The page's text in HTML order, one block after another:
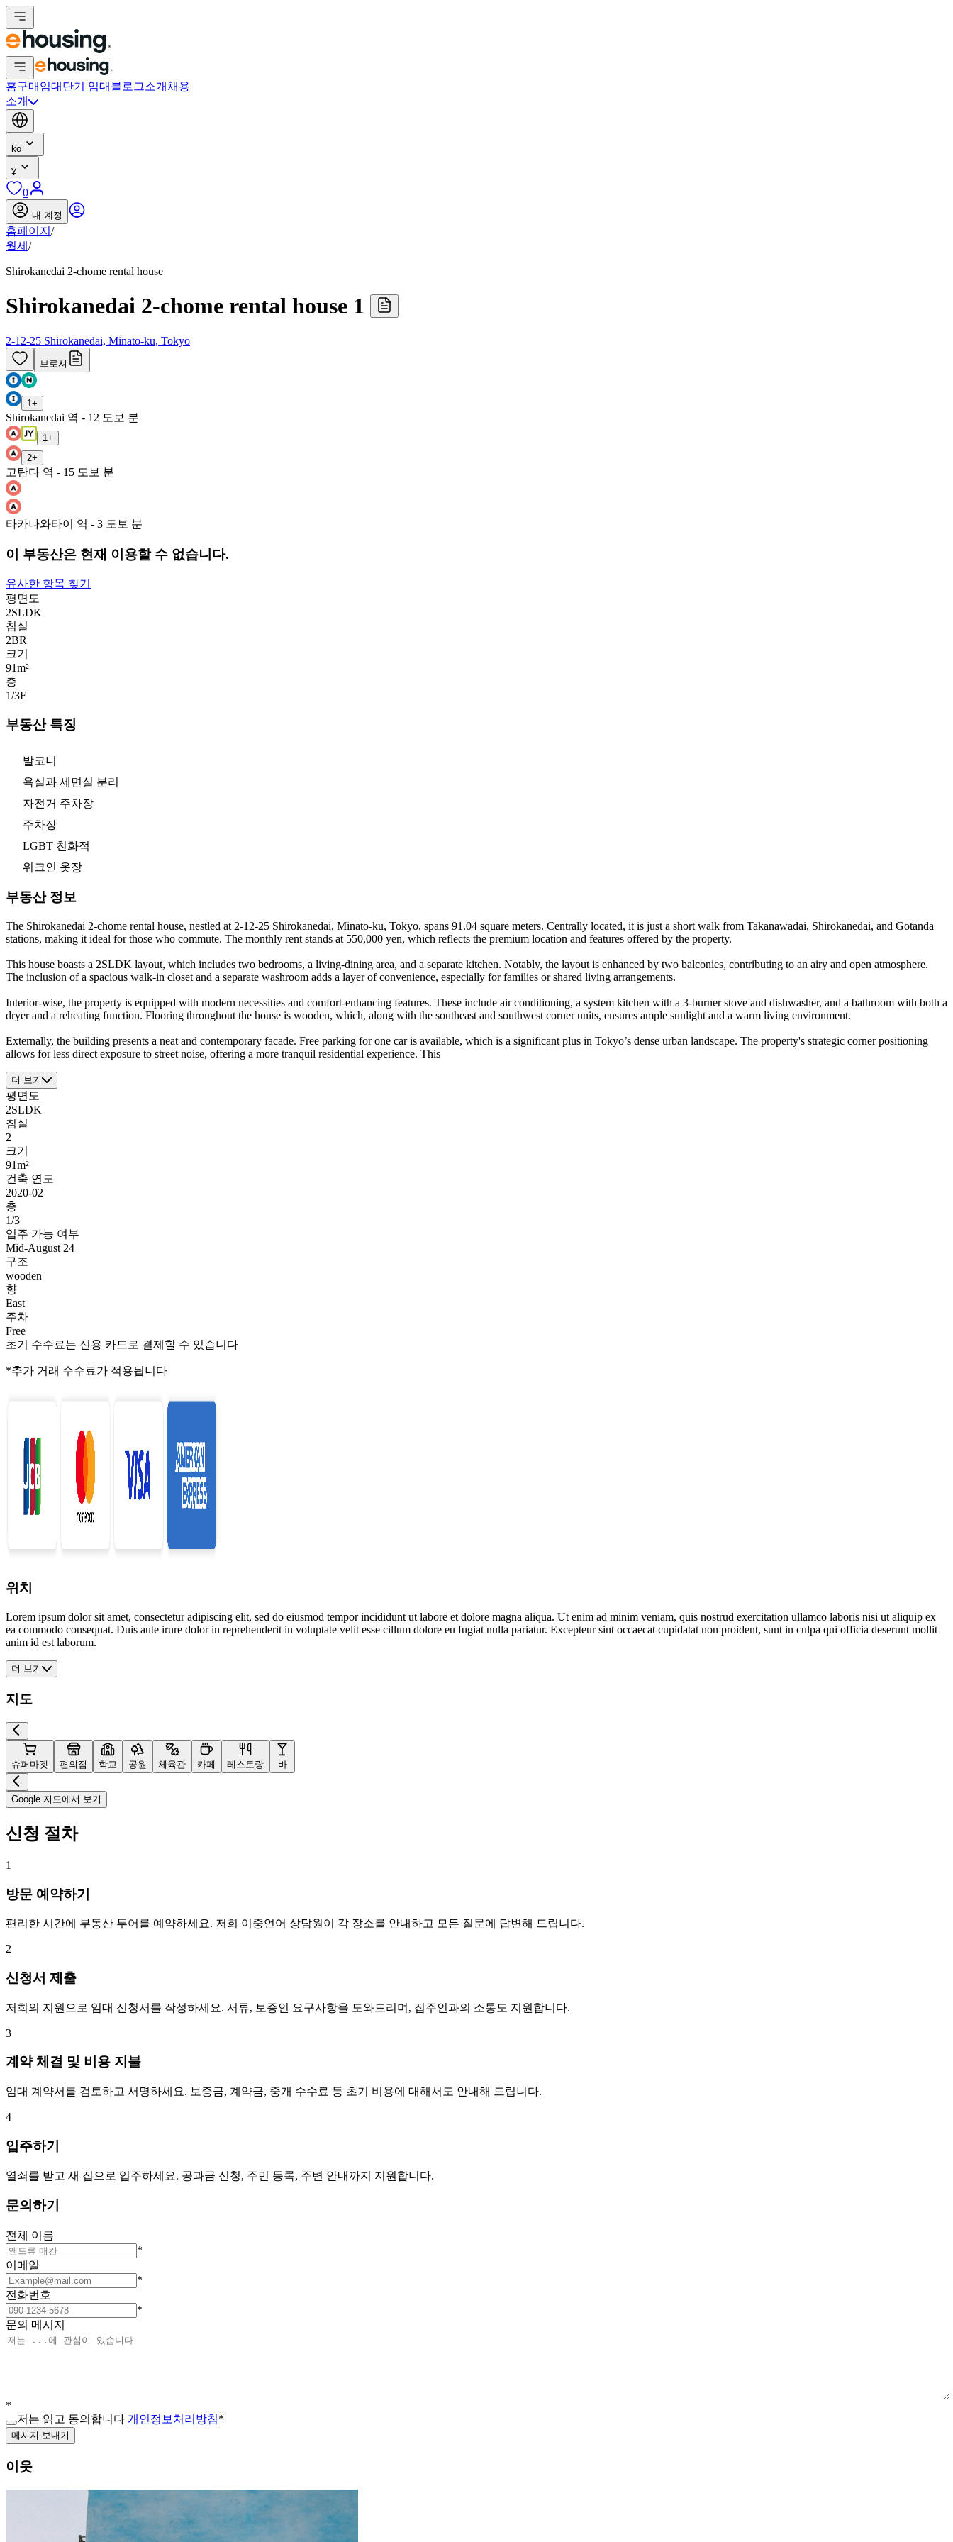
홈구매 임대 단기 임대 블로그소개 채용
소개
ko
¥
0
내 계정
홈페이지 /
월세 /
Shirokanedai 2-chome rental house
Shirokanedai 2-chome rental house 1
2-12-25 Shirokanedai, Minato-ku, Tokyo
브로셔
1 +
Shirokanedai 역 - 12 도보 분
1 +
2+
고탄다 역 - 15 도보 분
타카나와타이 역 - 3 도보 분
이 부동산은 현재 이용할 수 없습니다.
유사한 항목 찾기
평면도
2SLDK
침실
2BR
크기
91m²
층
1/3F
부동산 특징
발코니
욕실과 세면실 분리
자전거 주차장
주차장
LGBT 친화적
워크인 옷장
부동산 정보
The Shirokanedai 2-chome rental house, nestled at 2-12-25 Shirokanedai, Minato-ku, Tokyo, spans 91.04 square meters. Centrally located, it is just a short walk from Takanawadai, Shirokanedai, and Gotanda
stations, making it ideal for those who commute. The monthly rent stands at 550,000 yen, which reflects the premium location and features offered by the property.
This house boasts a 2SLDK layout, which includes two bedrooms, a living-dining area, and a separate kitchen. Notably, the layout is enhanced by two balconies, contributing to an airy and open atmosphere.
The inclusion of a spacious walk-in closet and a separate washroom adds a layer of convenience, especially for families or shared living arrangements.
Interior-wise, the property is equipped with modern necessities and comfort-enhancing features. These include air conditioning, a system kitchen with a 3-burner stove and dishwasher, and a bathroom with both a
dryer and a reheating function. Flooring throughout the house is wooden, which, along with the southeast and southwest corner units, ensures ample sunlight and a warm living environment.
Externally, the building presents a neat and contemporary facade. Free parking for one car is available, which is a significant plus in Tokyo’s dense urban landscape. The property's strategic corner positioning
allows for less direct exposure to street noise, offering a more tranquil residential experience. This
더 보기
평면도
2SLDK
침실
2
크기
91m²
건축 연도
2020-02
층
1/3
입주 가능 여부
Mid-August 24
구조
wooden
향
East
주차
Free
초기 수수료는 신용 카드로 결제할 수 있습니다
*추가 거래 수수료가 적용됩니다
위치
Lorem ipsum dolor sit amet, consectetur adipiscing elit, sed do eiusmod tempor incididunt ut labore et dolore magna aliqua. Ut enim ad minim veniam, quis nostrud exercitation ullamco laboris nisi ut aliquip ex
ea commodo consequat. Duis aute irure dolor in reprehenderit in voluptate velit esse cillum dolore eu fugiat nulla pariatur. Excepteur sint occaecat cupidatat non proident, sunt in culpa qui officia deserunt mollit
anim id est laborum.
더 보기
지도
슈퍼마켓 편의점 학교 공원 체육관 카페 레스토랑 바
Google 지도에서 보기
신청 절차
1
방문 예약하기
편리한 시간에 부동산 투어를 예약하세요. 저희 이중언어 상담원이 각 장소를 안내하고 모든 질문에 답변해 드립니다.
2
신청서 제출
저희의 지원으로 임대 신청서를 작성하세요. 서류, 보증인 요구사항을 도와드리며, 집주인과의 소통도 지원합니다.
3
계약 체결 및 비용 지불
임대 계약서를 검토하고 서명하세요. 보증금, 계약금, 중개 수수료 등 초기 비용에 대해서도 안내해 드립니다.
4
입주하기
열쇠를 받고 새 집으로 입주하세요. 공과금 신청, 주민 등록, 주변 안내까지 지원합니다.
문의하기
전체 이름
*
이메일
*
전화번호
*
문의 메시지
*
저는 읽고 동의합니다 개인정보처리방침*
메시지 보내기
이웃